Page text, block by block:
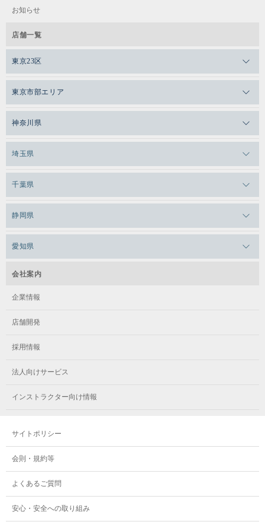
お知らせ
店舗一覧
東京23区
メガロスルフレ恵比寿
メガロス日比谷シャンテ
メガロス田端
メガロスルフレ田端
メガロスキッズ錦糸町
メガロス葛飾
東京市部エリア
メガロス三鷹
メガロスルフレ三鷹
メガロスルフレ武蔵小金井
メガロス小平テニススクール
神奈川県
メガロス上永谷
メガロスルフレ上永谷
メガロス日吉
メガロス綱島
メガロスルフレ綱島
メガロス市ヶ尾
メガロス鷺沼
メガロスルフレ鷺沼
メガロス相模大野
メガロス大和
埼玉県
メガロスルフレ草加
千葉県
メガロス本八幡
静岡県
愛知県
メガロステラッセ納屋橋
メガロス千種
会社案内
企業情報
店舗開発
採用情報
法人向けサービス
インストラクター向け情報
サイトポリシー
会則・規約等
よくあるご質問
安心・安全への取り組み